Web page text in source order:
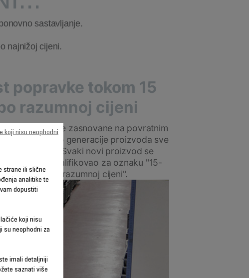
sastavljanje.
najnižoj cijeni.
popravke tokom 15
razumnoj cijeni
proizvode zasnovane na povratnim
čineći nove generacije proizvoda sve
sastavljanje. Svaki novi proizvod se
kako bi se kvalifikovao za oznaku "15-
po razumnoj cijeni".
strane ili slične
analitike te
dopustiti
koji nisu
su neophodni za
imali detaljniji
saznati više
koji nisu neophodni